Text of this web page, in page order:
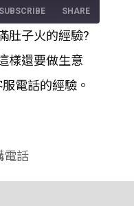
SUBSCRIBE SHARE
肚子火的經驗?
樣還要做生意
電話的經驗。
電話